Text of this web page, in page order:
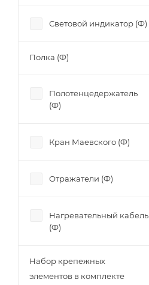
Световой индикатор (Ф)
Полка (Ф)
Полотенцедержатель
(Ф)
Кран Маевского (Ф)
Отражатели (Ф)
Нагревательный кабель
(Ф)
Набор крепежных
элементов в комплекте